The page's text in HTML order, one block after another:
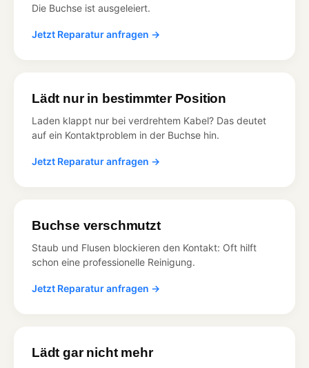
Die Buchse ist ausgeleiert.
Jetzt Reparatur anfragen →
Lädt nur in bestimmter Position
Laden klappt nur bei verdrehtem Kabel? Das deutet
auf ein Kontaktproblem in der Buchse hin.
Jetzt Reparatur anfragen →
Buchse verschmutzt
Staub und Flusen blockieren den Kontakt: Oft hilft
schon eine professionelle Reinigung.
Jetzt Reparatur anfragen →
Lädt gar nicht mehr